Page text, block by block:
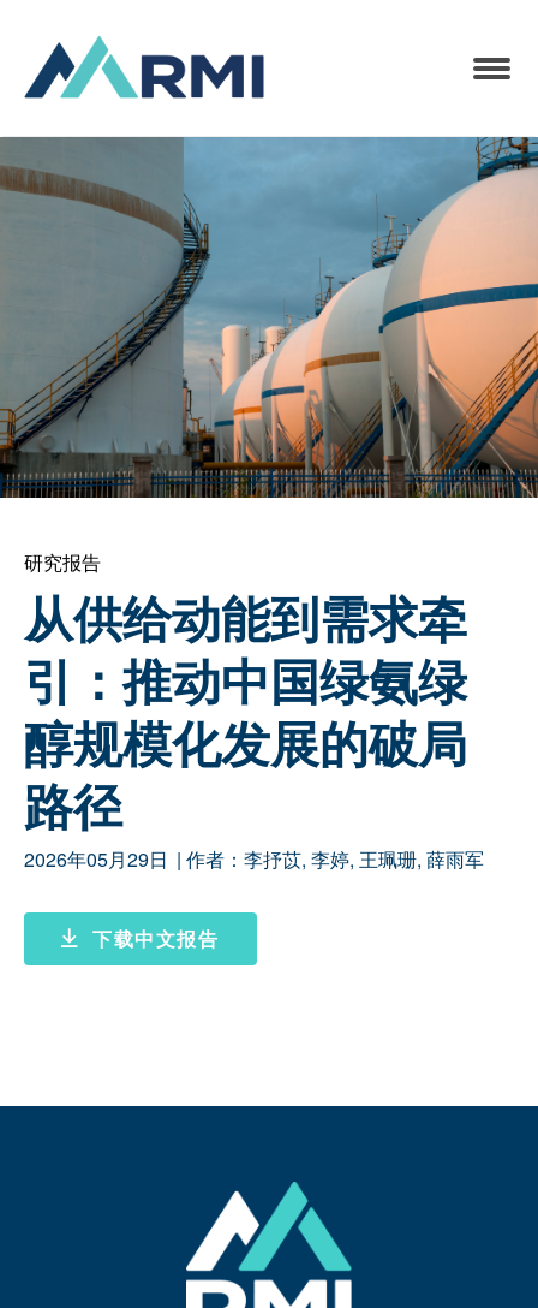
研究报告
从供给动能到需求牵
引：推动中国绿氨绿
醇规模化发展的破局
路径
2026年05月29日 | 作者： 李抒苡, 李婷, 王珮珊, 薛雨军
下载中文报告